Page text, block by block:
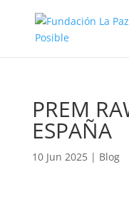
PREM
ESPAÑA
10 Jun 2025| Blog